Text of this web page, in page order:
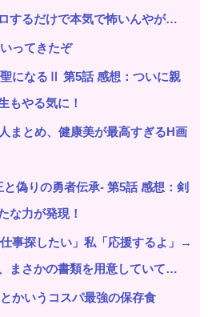
するだけで本気で怖いんやが…
ってきたぞ
になるⅡ 第5話 感想：ついに親
もやる気に！
まとめ、健康美が最高すぎるH画
偽りの勇者伝承- 第5話 感想：剣
な力が発現！
事探したい」私「応援するよ」→
まさかの書類を用意していて…
かいうコスパ最強の保存食